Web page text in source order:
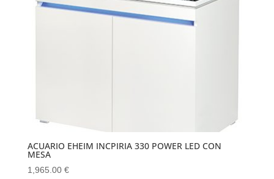
ACUARIO EHEIM INCPIRIA 330 POWER LED CON
MESA
1,965.00 €